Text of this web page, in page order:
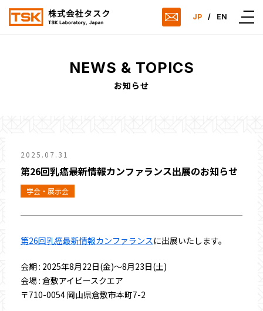
JP / EN
NEWS & TOPICS
お知らせ
2025.07.31
第26回乳癌最新情報カンファランス出展のお知らせ
学会・展示会
第26回乳癌最新情報カンファランス に出展いたします。
会期 : 2025年8月22日(金)～8月23日(土)
会場 : 倉敷アイビースクエア
〒710-0054 岡山県倉敷市本町7-2